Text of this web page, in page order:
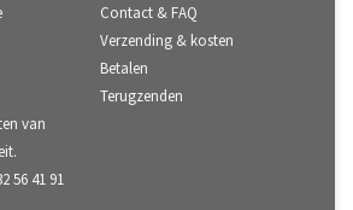
van
56 41 91
Contact & FAQ
Verzending & kosten
Betalen
Terugzenden